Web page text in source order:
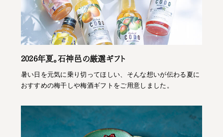
2026年夏。石神邑の厳選ギフト
暑い日を元気に乗り切ってほしい、そんな想いが伝わる夏に
おすすめの梅干しや梅酒ギフトをご用意しました。